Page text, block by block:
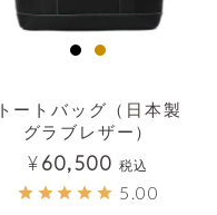
トートバッグ（日本製
グラブレザー）
¥60,500 税込
5.00